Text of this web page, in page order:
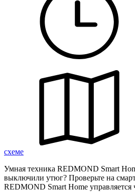
схеме
Умная техника REDMOND Smart
выключили утюг? Проверьте на
REDMOND Smart Home управляется